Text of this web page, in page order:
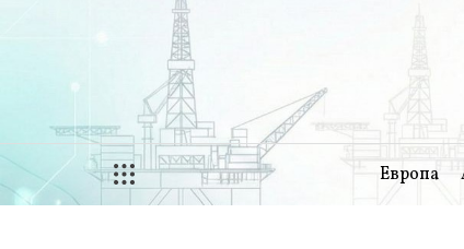
Европа